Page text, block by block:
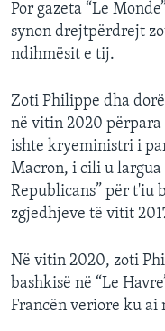
Por gazeta “Le
synon drejtpërdrejt
ndihmësit e tij.
Zoti Philippe dha
në vitin 2020
ishte kryeministri i
Macron, i cili u largua
Republicans” për t'iu
zgjedhjeve të vitit
Në vitin 2020, zoti
bashkisë në “Le
Francën veriore ku